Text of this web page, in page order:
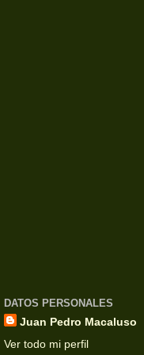
DATOS PERSONALES
Juan Pedro Macaluso
Ver todo mi perfil